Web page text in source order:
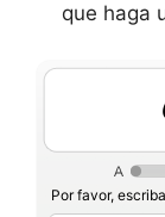
que haga
Por favor,